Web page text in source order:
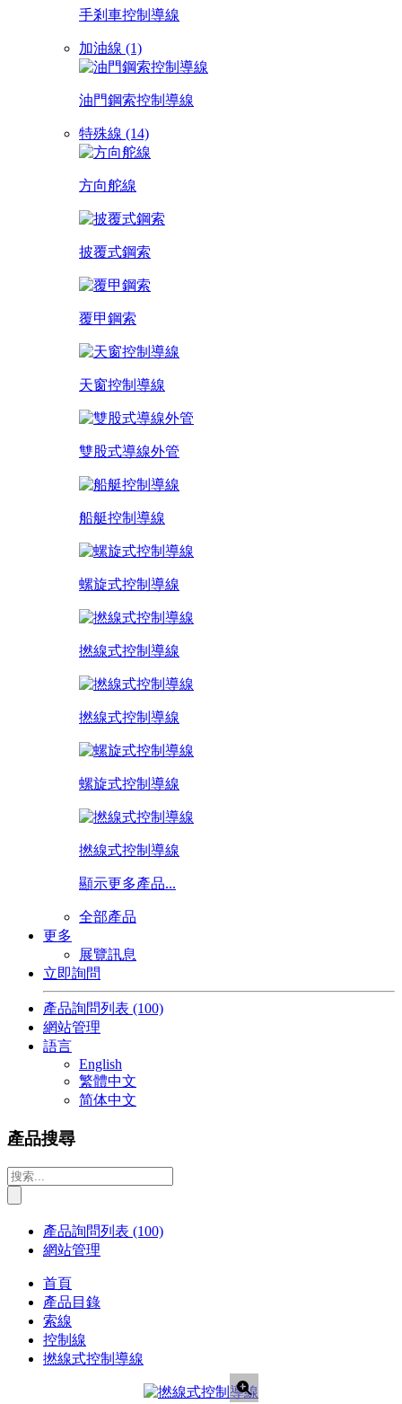
手剎車控制導線
加油線 (1)
油門鋼索控制導線
特殊線 (14)
方向舵線
披覆式鋼索
覆甲鋼索
天窗控制導線
雙股式導線外管
船艇控制導線
螺旋式控制導線
撚線式控制導線
撚線式控制導線
螺旋式控制導線
撚線式控制導線
顯示更多產品...
全部產品
更多
展覽訊息
立即詢問
產品詢問列表 (100)
網站管理
語言
English
繁體中文
简体中文
產品搜尋
產品詢問列表 (100)
網站管理
首頁
產品目錄
索線
控制線
撚線式控制導線